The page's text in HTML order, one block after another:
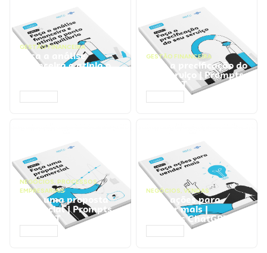
GESTÃO FINANCEIRA
Faça a análise
financeira e atinja o
GESTÃO FINANCEIRA
Faça a precificação do
seu serviço | Prompts
ChatGPT
NEGÓCIOS, PROCESSOS
EMPRESARIAIS
Faça uma proposta
comercial | Prompts
ChatGPT
NEGÓCIOS, VENDAS
Faça ações para
vender mais |
Prompts ChatGPT